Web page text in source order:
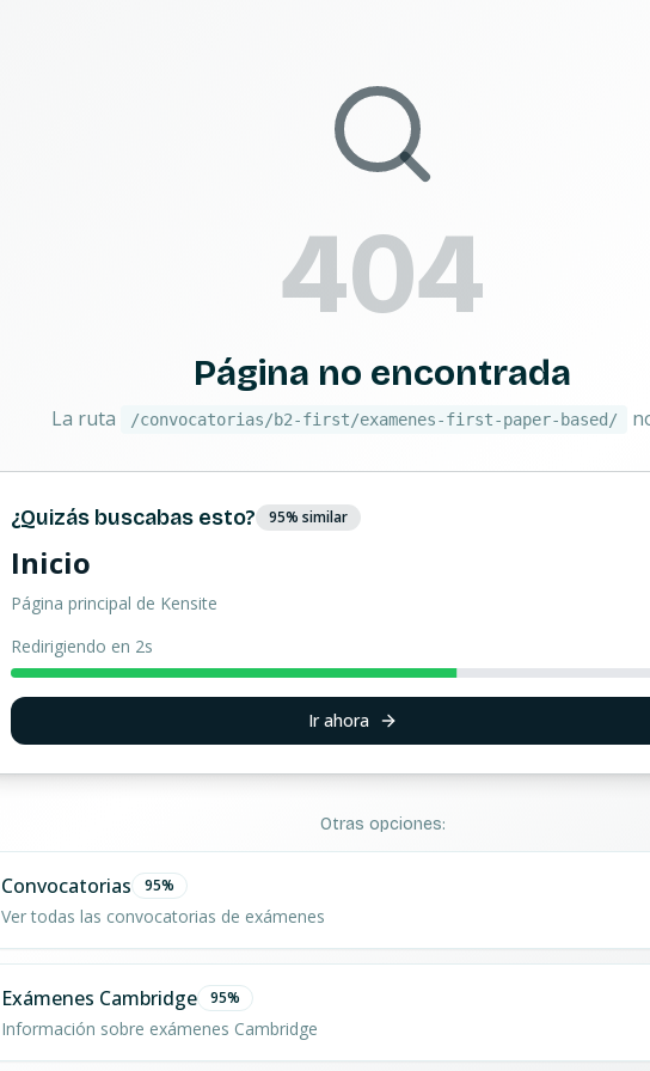
404
Página no encontrada
La ruta /convocatorias/b2-first/examenes-first-paper-based/
¿Quizás buscabas esto? 95% similar
Inicio
Página principal de Kensite
Redirigiendo en 1s
Ir ahora
Otras opciones:
Convocatorias 95%
Ver todas las convocatorias de exámenes
Exámenes Cambridge 95%
Información sobre exámenes Cambridge